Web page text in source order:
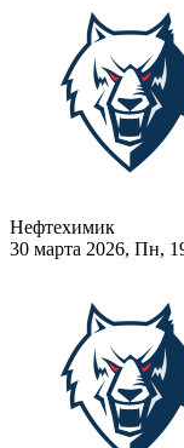
Нефтехимик
30 марта 2026, Пн,